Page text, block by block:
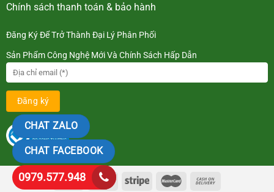
Chính sách thanh toán & bảo hành
Đăng Ký Để Trở Thành Đại Lý Phân Phối
Sản Phẩm Công Nghệ Mới Và Chính Sách Hấp Dẫn
CHAT ZALO
CHAT FACEBOOK
0979.577.948